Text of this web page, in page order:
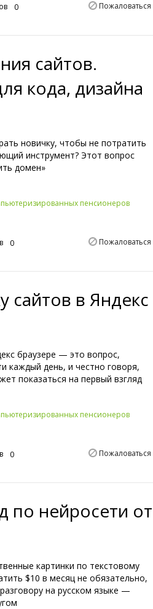
Пожаловаться
0
сайтов.
кода, дизайна
новичку, чтобы не потратить
инструмент? Этот вопрос
домен»
пенсионеров
Пожаловаться
0
сайтов в Яндекс
браузере — это вопрос,
каждый день, и честно говоря,
показаться на первый взгляд
пенсионеров
Пожаловаться
0
по нейросети от
картинки по текстовому
$10 в месяц не обязательно,
на русском языке —